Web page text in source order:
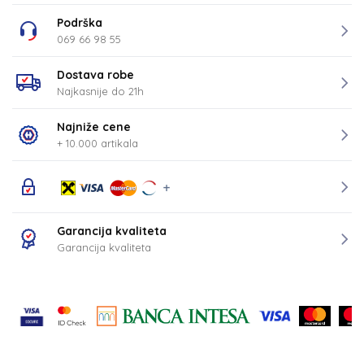
Podrška
069 66 98 55
Dostava robe
Najkasnije do 21h
Najniže cene
+ 10.000 artikala
Garancija kvaliteta
Garancija kvaliteta